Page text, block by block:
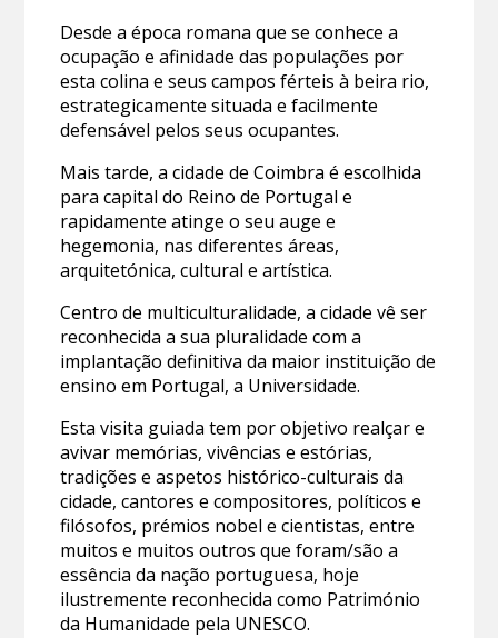
Desde a época romana que se conhece a
ocupação e afinidade das populações por
esta colina e seus campos férteis à beira rio,
estrategicamente situada e facilmente
defensável pelos seus ocupantes.
Mais tarde, a cidade de Coimbra é escolhida
para capital do Reino de Portugal e
rapidamente atinge o seu auge e
hegemonia, nas diferentes áreas,
arquitetónica, cultural e artística.
Centro de multiculturalidade, a cidade vê ser
reconhecida a sua pluralidade com a
implantação definitiva da maior instituição de
ensino em Portugal, a Universidade.
Esta visita guiada tem por objetivo realçar e
avivar memórias, vivências e estórias,
tradições e aspetos histórico-culturais da
cidade, cantores e compositores, políticos e
filósofos, prémios nobel e cientistas, entre
muitos e muitos outros que foram/são a
essência da nação portuguesa, hoje
ilustremente reconhecida como Património
da Humanidade pela UNESCO.